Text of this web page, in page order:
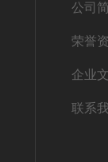
公司
荣誉
企业
联系